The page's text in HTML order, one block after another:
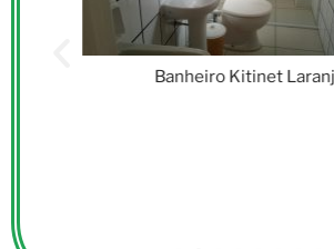
Banheiro Kitinet